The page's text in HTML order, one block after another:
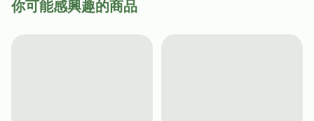
你可能感興趣的商品